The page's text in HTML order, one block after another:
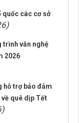
quốc các cơ sở
trình văn nghệ
2026
hỗ trợ bảo đảm
quê dịp Tết